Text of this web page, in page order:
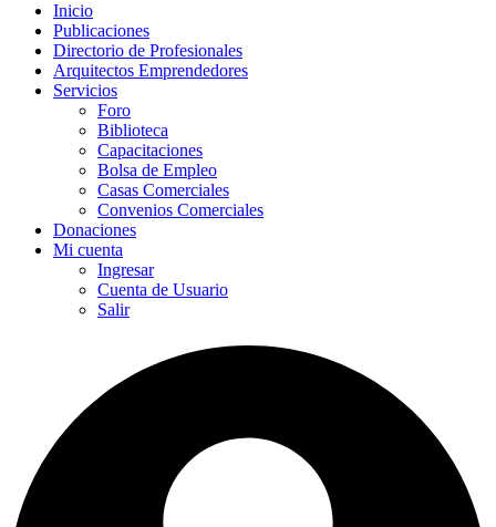
Inicio
Publicaciones
Directorio de Profesionales
Arquitectos Emprendedores
Servicios
Foro
Biblioteca
Capacitaciones
Bolsa de Empleo
Casas Comerciales
Convenios Comerciales
Donaciones
Mi cuenta
Ingresar
Cuenta de Usuario
Salir